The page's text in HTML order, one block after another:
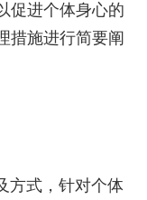
促进个体身心的
措施进行简要阐
方式，针对个体